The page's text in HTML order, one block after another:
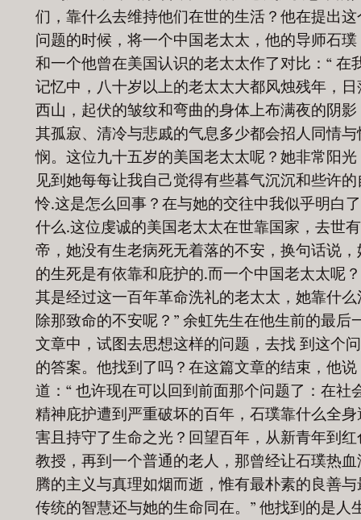
们，靠什么去维持他们在世的生活？他在提出这
问题的时候，将一个中国老太太，他的导师石璞
和一个他曾在美国认识的老太太作了对比：“ 在
记忆中，八十岁以上的老太太大都风烛残年，日
西山，起伏的皱纹和弯曲的身体上布满夜的阴影
其孤寂、清冷与悲戚的气息多少都会招人同情与
悯。这位九十五岁的美国老太太呢？她非常阳光
见到她每每让我自己觉得有些暮气沉沉和些许的
怜.这是怎么回事？在与她的交往中我似乎明白
什么.这位虔诚的美国老太太在世靠国家，去世
帝，她没有生老病死无着落的不安，换句话说，
的生死是有依靠和庇护的.而一个中国老太太呢
其是经过这一百年革命洗礼的老太太，她靠什么
除那致命的不安呢？” 余虹先生在他生前的最后
文章中，试图去思想这样的问题，去找 到这个
的答案。他找到了吗？在这篇文章的结束，他说
道：“ 也许现在可以回到前面那个问题了：在社
精神庇护遭到严重破坏的百年，石璞靠什么全身
害且持守了生命之光？回望百年，从新青年到红
教授，再到一个普通的老人，那曾经让石璞热血
腾的主义与真理如烟而逝，惟有最朴素的良善与
传统的智慧还与她的生命同在。” 他找到的是人